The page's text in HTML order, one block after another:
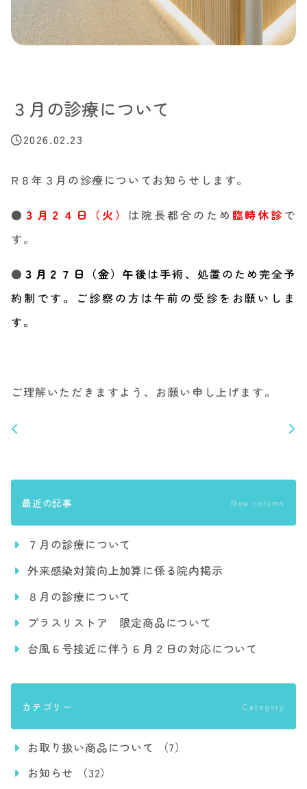
３月の診療について
2026.02.23
R８年３月の診療についてお知らせします。
● ３月２４日（火） は院長都合のため 臨時休診で
す。
● ３月２７日（金）午後は手術、処置のため完全予
約制です。ご診察の方は午前の受診をお願いしま
す。
ご理解いただきますよう、お願い申し上げます。
最近の記事 New column
７月の診療について
外来感染対策向上加算に係る院内掲示
８月の診療について
プラスリストア 限定商品について
台風６号接近に伴う６月２日の対応について
カテゴリー Category
お取り扱い商品について （7）
お知らせ （32）